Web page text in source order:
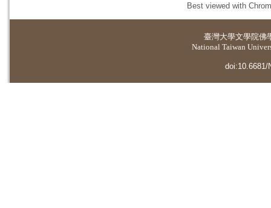
Best viewed with
臺灣大學文學院佛
National Taiwan
doi:10.6681/